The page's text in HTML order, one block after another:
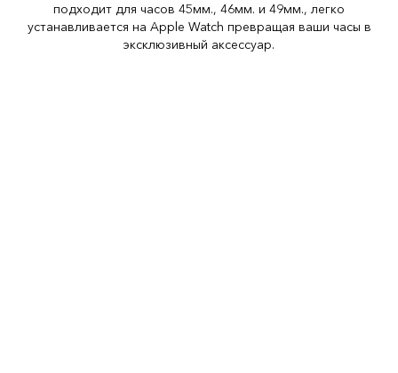
подходит для часов 45мм., 46мм. и 49мм., легко
устанавливается на Apple Watch превращая ваши часы в
эксклюзивный аксессуар.